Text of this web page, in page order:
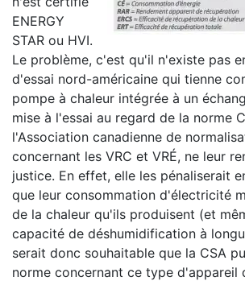
ENERGY
STAR ou HVI.
Le problème, c'est qu'il n'existe pas
d'essai nord-américaine qui tienne
pompe à chaleur intégrée à un
mise à l'essai au regard de la norme
l'Association canadienne de
concernant les VRC et VRÉ, ne leur
justice. En effet, elle les pénaliserait
que leur consommation d'électricité
de la chaleur qu'ils produisent (et
capacité de déshumidification à
serait donc souhaitable que la CSA
norme concernant ce type d'appareil